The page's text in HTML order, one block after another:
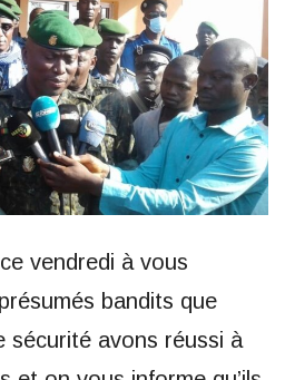
vendredi à vous
bandits que
sécurité avons réussi à